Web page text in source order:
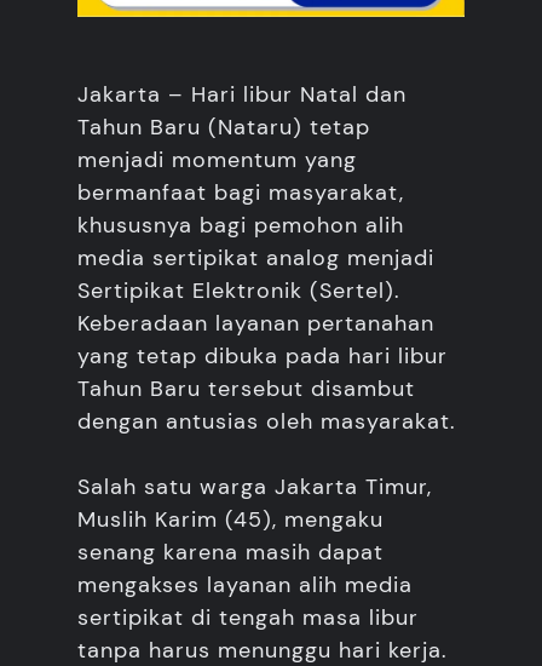
Jakarta – Hari libur Natal dan
Tahun Baru (Nataru) tetap
menjadi momentum yang
bermanfaat bagi masyarakat,
khususnya bagi pemohon alih
media sertipikat analog menjadi
Sertipikat Elektronik (Sertel).
Keberadaan layanan pertanahan
yang tetap dibuka pada hari libur
Tahun Baru tersebut disambut
dengan antusias oleh masyarakat.
Salah satu warga Jakarta Timur,
Muslih Karim (45), mengaku
senang karena masih dapat
mengakses layanan alih media
sertipikat di tengah masa libur
tanpa harus menunggu hari kerja.